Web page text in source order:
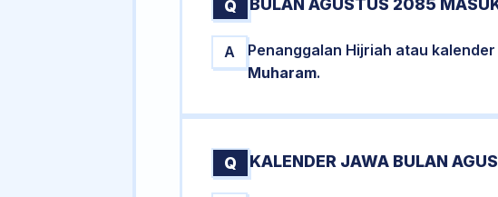
Q BULAN AGUSTUS 2085
A Penanggalan Hijriah atau
Muharam.
Q KALENDER JAWA BULAN